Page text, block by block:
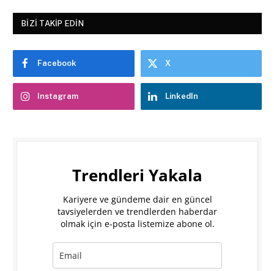
BIZI TAKIP EDIN
Facebook X
Instagram LinkedIn
Trendleri Yakala
Kariyere ve gündeme dair en güncel
tavsiyelerden ve trendlerden haberdar
olmak için e-posta listemize abone ol.